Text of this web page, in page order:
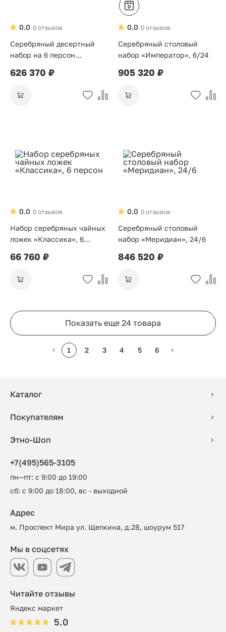
0 отзывов
0.0
Серебряный десертный
набор на 6 персон
626 370 ₽
0 отзывов
0.0
Серебряный столовый
набор «Император», 6/24
905 320 ₽
0 отзывов
0.0
Набор серебряных чайных
ложек «Классика», 6
66 760 ₽
0 отзывов
0.0
Серебряный столовый
набор «Меридиан», 24/6
846 520 ₽
Показать еще 24 товара
1 2 3 4 5 6
Каталог
Покупателям
Этно-Шоп
+7(495)565-3105
пн—пт: с 9:00 до 19:00
сб: с 9:00 до 18:00, вс - выходной
Читайте отзывы
Яндекс маркет
5.0
Адрес
м. Проспект Мира ул. Щепкина, д.28, шоурум 517
Мы в соцсетях